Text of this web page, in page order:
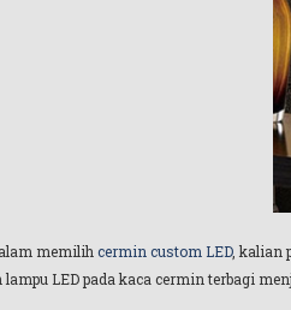
memilihcermin custom LED, kalian
lampu LED pada kaca cermin terbagi